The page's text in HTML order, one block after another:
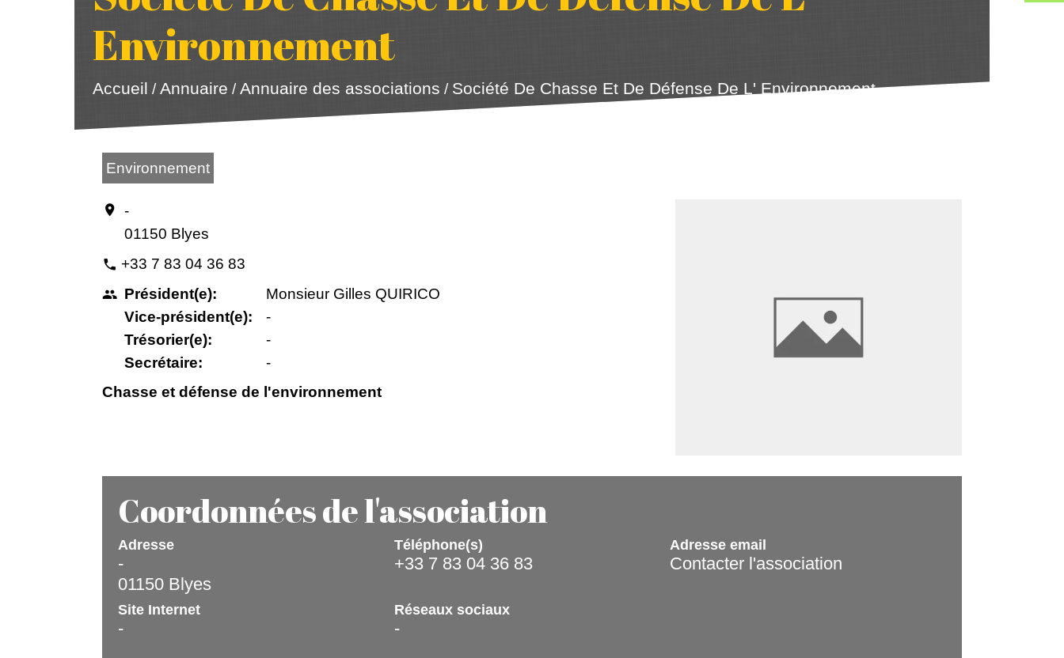
Environnement
Accueil /Annuaire / Annuaire des associations / Société De Chasse Et De Défense De L' Environnement
Environnement
location_on
-
01150 Blyes
phone +33 7 83 04 36 83
people Président(e):
Vice-président(e):
Trésorier(e):
Secrétaire:
Monsieur Gilles QUIRICO
-
-
-
Chasse et défense de l'environnement
Coordonnées de l'association
Adresse
-
01150 Blyes
Téléphone(s)
+33 7 83 04 36 83
Adresse email
Contacter l'association
Site Internet
-
Réseaux sociaux
-